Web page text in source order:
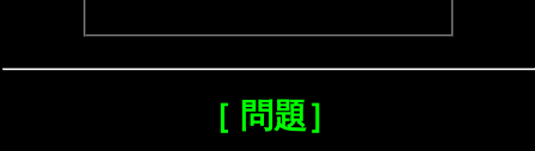
［ 問題］